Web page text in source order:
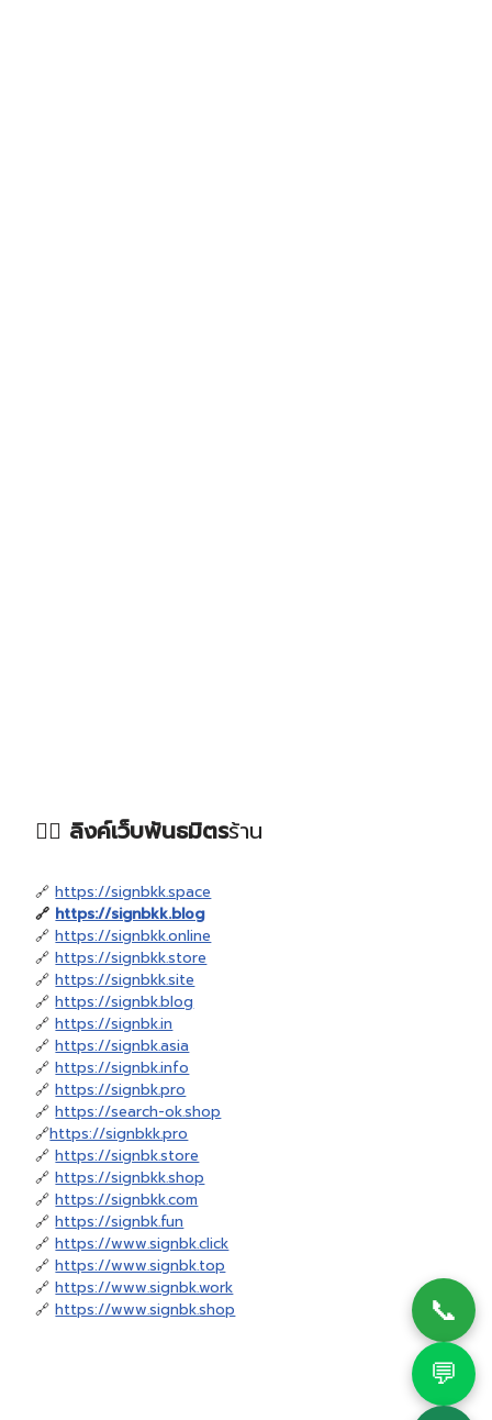
📞
💬
❤️‍🔥 ลิงค์เว็บพันธมิตรร้าน
🔗https://signbkk.space
🔗 https://signbkk.blog
🔗https://signbkk.online
🔗https://signbkk.store
🔗https://signbkk.site
🔗https://signbk.blog
🔗https://signbk.in
🔗https://signbk.asia
🔗https://signbk.info
🔗https://signbk.pro
🔗https://search-ok.shop
🔗https://signbkk.pro
🔗https://signbk.store
🔗https://signbkk.shop
🔗https://signbkk.com
🔗https://signbk.fun
🔗https://www.signbk.click
🔗https://www.signbk.top
🔗https://www.signbk.work
🔗https://www.signbk.shop